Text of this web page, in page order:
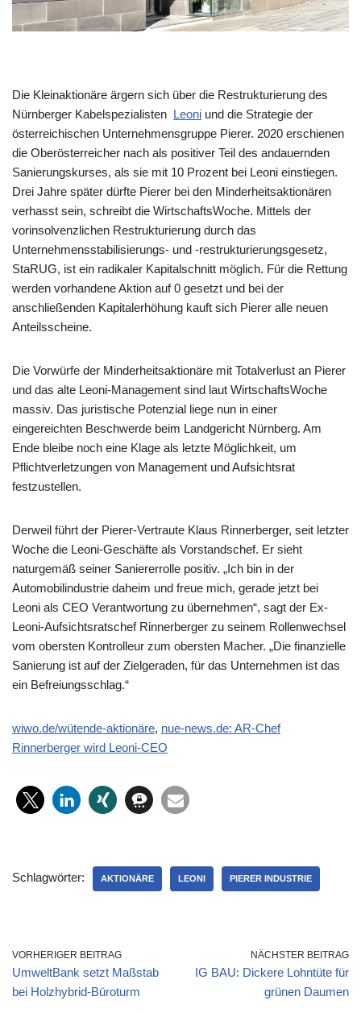
Die Kleinaktionäre ärgern sich über die Restrukturierung des
Nürnberger Kabelspezialisten Leoni und die Strategie der
österreichischen Unternehmensgruppe Pierer. 2020 erschienen
die Oberösterreicher nach als positiver Teil des andauernden
Sanierungskurses, als sie mit 10 Prozent bei Leoni einstiegen.
Drei Jahre später dürfte Pierer bei den Minderheitsaktionären
verhasst sein, schreibt die WirtschaftsWoche. Mittels der
vorinsolvenzlichen Restrukturierung durch das
Unternehmensstabilisierungs- und -restrukturierungsgesetz,
StaRUG, ist ein radikaler Kapitalschnitt möglich. Für die Rettung
werden vorhandene Aktion auf 0 gesetzt und bei der
anschließenden Kapitalerhöhung kauft sich Pierer alle neuen
Anteilsscheine.
Die Vorwürfe der Minderheitsaktionäre mit Totalverlust an Pierer
und das alte Leoni-Management sind laut WirtschaftsWoche
massiv. Das juristische Potenzial liege nun in einer
eingereichten Beschwerde beim Landgericht Nürnberg. Am
Ende bleibe noch eine Klage als letzte Möglichkeit, um
Pflichtverletzungen von Management und Aufsichtsrat
festzustellen.
Derweil führt der Pierer-Vertraute Klaus Rinnerberger, seit letzter
Woche die Leoni-Geschäfte als Vorstandschef. Er sieht
naturgemäß seiner Saniererrolle positiv. „Ich bin in der
Automobilindustrie daheim und freue mich, gerade jetzt bei
Leoni als CEO Verantwortung zu übernehmen“, sagt der Ex-
Leoni-Aufsichtsratschef Rinnerberger zu seinem Rollenwechsel
vom obersten Kontrolleur zum obersten Macher. „Die finanzielle
Sanierung ist auf der Zielgeraden, für das Unternehmen ist das
ein Befreiungsschlag.“
wiwo.de/wütende-aktionäre, nue-news.de: AR-Chef
Rinnerberger wird Leoni-CEO
Schlagwörter: AKTIONÄRE LEONI PIERER INDUSTRIE
VORHERIGER BEITRAG
UmweltBank setzt Maßstab
bei Holzhybrid-Büroturm
NÄCHSTER BEITRAG
IG BAU: Dickere Lohntüte für
grünen Daumen